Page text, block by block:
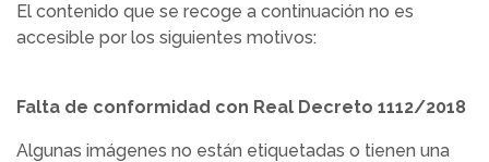
El contenido que se recoge a continuación no es
accesible por los siguientes motivos:
Falta de conformidad con Real Decreto 1112/2018
Algunas imágenes no están etiquetadas o tienen una